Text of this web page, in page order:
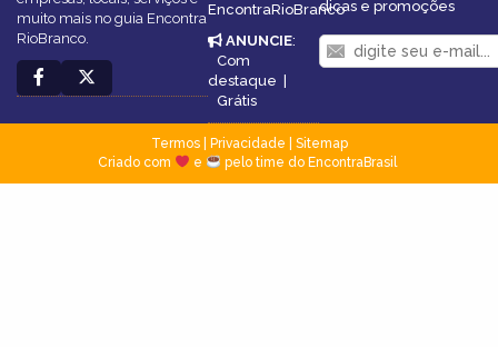
muito mais no guia Encontra
RioBranco.
EncontraRioBranco
ANUNCIE:
Com
destaque |
Grátis
dicas e promoções
Termos| Privacidade
Sitemap
Criado com
e pelo time do EncontraBrasil